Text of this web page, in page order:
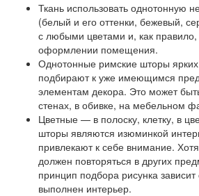
Ткань использовать однотонную
(белый и его оттенки, бежевый,
с любыми цветами и, как правило,
оформлении помещения.
Однотонные римские шторы
подбирают к уже имеющимся
элементам декора. Это может
стенах, в обивке, на мебельном
Цветные — в полоску, клетку, в
шторы являются изюминкой
привлекают к себе внимание.
должен повторяться в других
принцип подбора рисунка зависит
выполнен интерьер.